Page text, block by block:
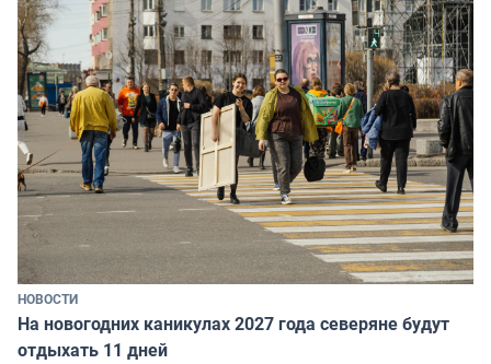
НОВОСТИ
На новогодних каникулах 2027 года северяне будут
отдыхать 11 дней